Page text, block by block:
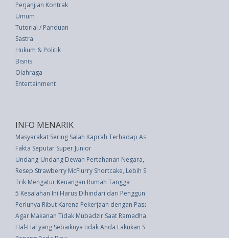
Perjanjian Kontrak
Umum
Tutorial / Panduan
Sastra
Hukum & Politik
Bisnis
Olahraga
Entertainment
INFO MENARIK
Masyarakat Sering Salah Kaprah Terhadap Asuransi Penyakit Kritis
Fakta Seputar Super Junior
Undang-Undang Dewan Pertahanan Negara, Peraturan. Pengesyahan
Resep Strawberry McFlurry Shortcake, Lebih Sehat dan Lebih Hemat Bikin
Trik Mengatur Keuangan Rumah Tangga
5 Kesalahan Ini Harus Dihindari dari Penggunaan Pembersih
Perlunya Ribut Karena Pekerjaan dengan Pasangan
Agar Makanan Tidak Mubadzir Saat Ramadhan, Ini Tipsnya
Hal-Hal yang Sebaiknya tidak Anda Lakukan Setelah Makan